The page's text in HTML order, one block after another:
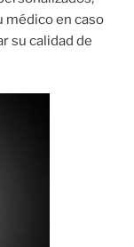
médico en caso
su calidad de